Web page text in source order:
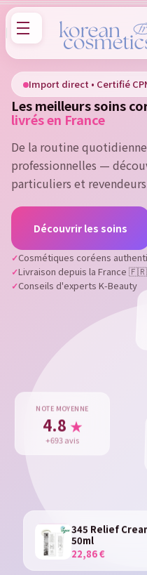
Import direct • Certifié
Les meilleurs soins
livrés en France
De la routine
professionnelles —
particuliers et
Découvrir les soins
Cosmétiques coréens
Livraison depuis la France 🇫🇷
Conseils d'experts K-Beauty
345 Relief
50ml
22,86 €
NOTE MOYENNE
4.8 ★
+693 avis
Sign in
You need to be logged in
list.
Cancel